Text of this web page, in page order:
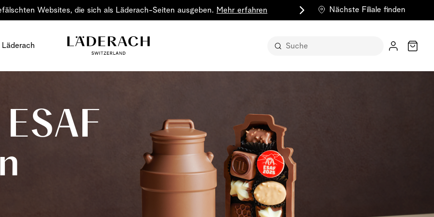
Websites, die sich als Läderach-Seiten ausgeben. Mehr erfahren Nächste Filiale finden
Verschenken Sie Freude
Schokolade in ihrer
klassischen Form
Schokolade – eine Kunst für sich
Wagen